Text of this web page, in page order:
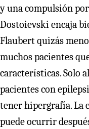
y una compulsión
Dostoievski encaja
Flaubert quizás
muchos pacientes
características. Solo
pacientes con
tener hipergrafía. La
puede ocurrir